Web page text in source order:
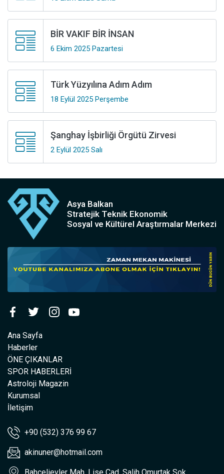
BİR VAKIF BİR İNSAN
6 Ekim 2025 Pazartesi
Türk Yüzyılına Adım Adım
18 Eylül 2025 Perşembe
Şanghay İşbirliği Örgütü Zirvesi
2 Eylül 2025 Salı
Asya Balkan
Stratejik Teknik Ekonomik
Sosyal ve Kültürel Araştırmalar Merkezi
Ana Sayfa
Haberler
ÖNE ÇIKANLAR
SPOR HABERLERİ
Astroloji Magazin
Kurumsal
İletişim
+90 (532) 376 99 67
akinuner@hotmail.com